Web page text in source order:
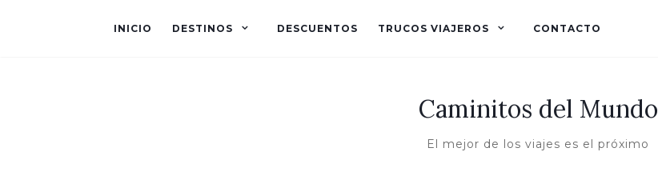
INICIO DESTINOS DESCUENTOS TRUCOS VIAJEROS CONTACTO
Caminitos del Mundo
El mejor de los viajes es el próximo